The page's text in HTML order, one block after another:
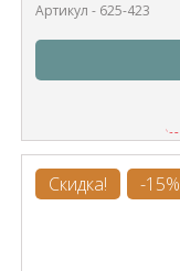
Артикул - 625-423
Скидка! -15%